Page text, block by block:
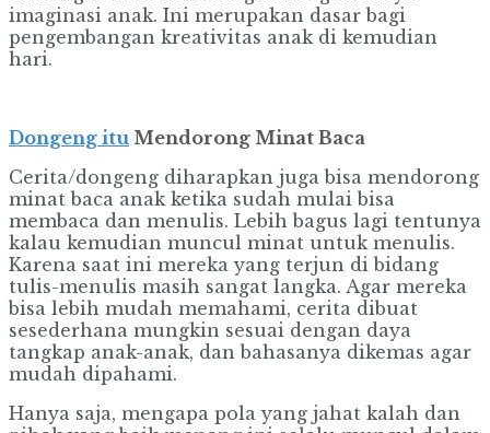
imaginasi anak. Ini merupakan dasar bagi
pengembangan kreativitas anak di kemudian
hari.
Dongeng itu Mendorong Minat Baca
Cerita/dongeng diharapkan juga bisa mendorong
minat baca anak ketika sudah mulai bisa
membaca dan menulis. Lebih bagus lagi tentunya
kalau kemudian muncul minat untuk menulis.
Karena saat ini mereka yang terjun di bidang
tulis-menulis masih sangat langka. Agar mereka
bisa lebih mudah memahami, cerita dibuat
sesederhana mungkin sesuai dengan daya
tangkap anak-anak, dan bahasanya dikemas agar
mudah dipahami.
Hanya saja, mengapa pola yang jahat kalah dan